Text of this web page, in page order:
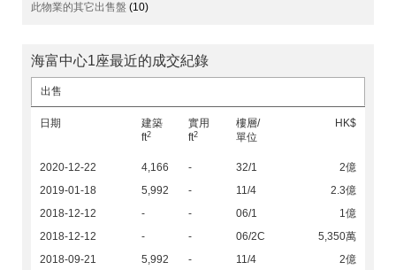
此物業的其它出售盤 (10)
海富中心1座最近的成交紀錄
出售
日期
建築
ft2
實用
ft2
樓層/
單位
HK$
2020-12-22 4,166 - 32/1
2億
2019-01-18
5,992 - 11/4
2.3億
2018-12-12
- - 06/1
1億
2018-12-12
- - 06/2C
5,350萬
2018-09-21
5,992 - 11/4
2億